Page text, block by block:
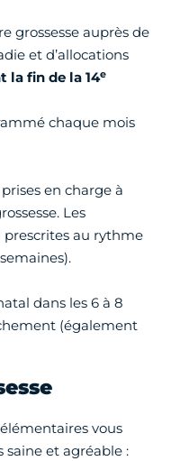
grossesse auprès de
et d’allocations
la fin de la 14e
chaque mois
en charge à
Les
prescrites au rythme
dans les 6 à 8
(également
vous
saine et agréable :